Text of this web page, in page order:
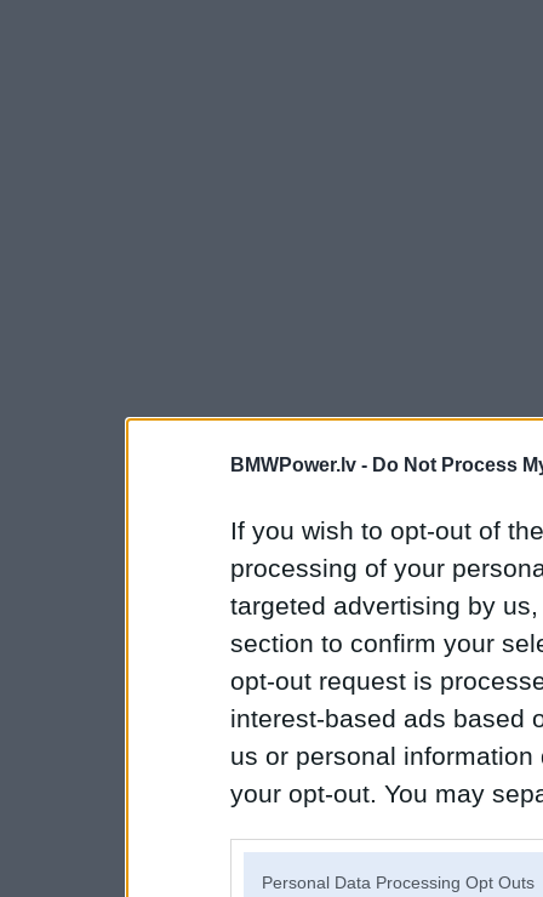
BMWPower.lv - Do Not Process
If you wish to opt-out of
processing of your
targeted advertising by
section to confirm your
opt-out request is
interest-based ads based
us or personal
your opt-out. You may
Personal Data Processing Opt Outs